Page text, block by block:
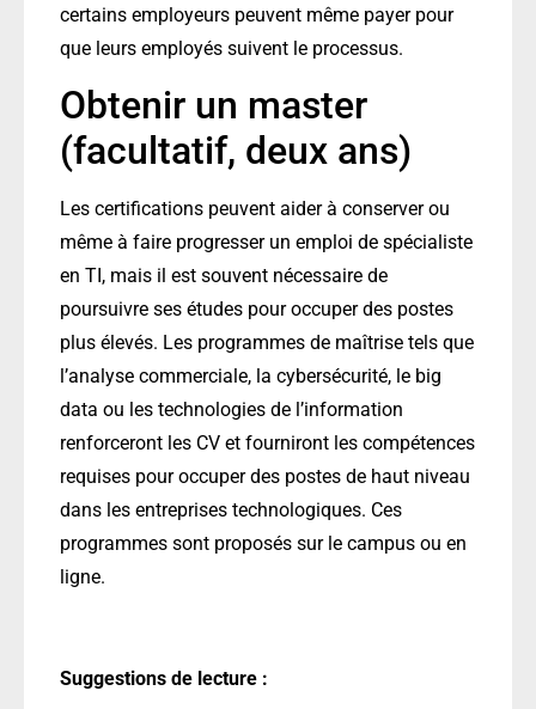
certains employeurs peuvent même payer pour
que leurs employés suivent le processus.
Obtenir un master
(facultatif, deux ans)
Les certifications peuvent aider à conserver ou
même à faire progresser un emploi de spécialiste
en TI, mais il est souvent nécessaire de
poursuivre ses études pour occuper des postes
plus élevés. Les programmes de maîtrise tels que
l’analyse commerciale, la cybersécurité, le big
data ou les technologies de l’information
renforceront les CV et fourniront les compétences
requises pour occuper des postes de haut niveau
dans les entreprises technologiques. Ces
programmes sont proposés sur le campus ou en
ligne.
Suggestions de lecture :